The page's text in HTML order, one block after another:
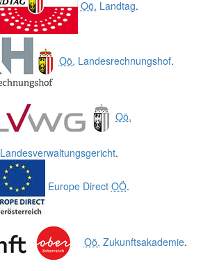
Oö. Landtag.
Oö. Landesrechnungshof.
Oö.
Landesverwaltungsgericht.
Europe Direct OÖ.
Oö. Zukunftsakademie.